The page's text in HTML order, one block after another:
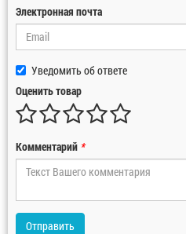
Электронная почта
Уведомить об ответе
Оценить товар
Комментарий *
Отправить